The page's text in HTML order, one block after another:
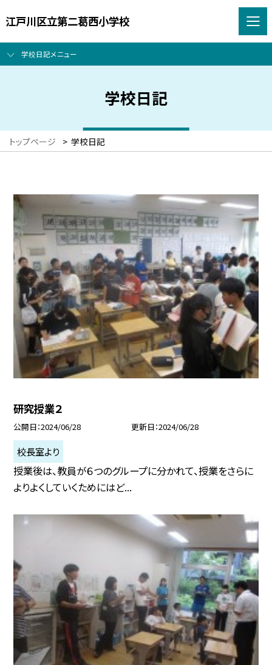
江戸川区立第二葛西小学校
学校日記メニュー
学校日記
トップページ > 学校日記
研究授業２
公開日 2024/06/28 更新日 2024/06/28
校長室より
授業後は、教員が６つのグループに分かれて、授業をさらに
よりよくしていくためにはど...